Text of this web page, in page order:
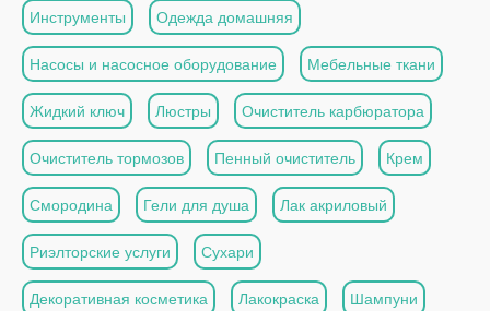
Инструменты Одежда домашняя
Насосы и насосное оборудование Мебельные ткани
Жидкий ключ Люстры Очиститель карбюратора
Очиститель тормозов Пенный очиститель Крем
Смородина Гели для душа Лак акриловый
Риэлторские услуги Сухари
Декоративная косметика Лакокраска Шампуни